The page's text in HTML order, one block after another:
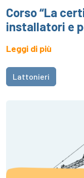
Corso “La
installatori e
Leggi di più
Lattonieri